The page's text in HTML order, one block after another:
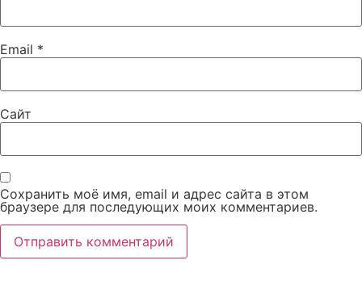
Email *
Сайт
Сохранить моё имя, email и адрес сайта в этом
браузере для последующих моих комментариев.